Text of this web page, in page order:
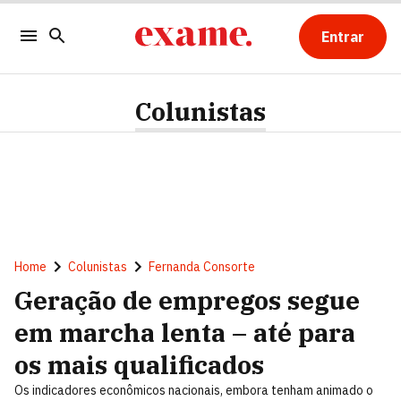
Entrar
Colunistas
Home Colunistas Fernanda Consorte
Geração de empregos segue
em marcha lenta – até para
os mais qualificados
Os indicadores econômicos nacionais, embora tenham animado o